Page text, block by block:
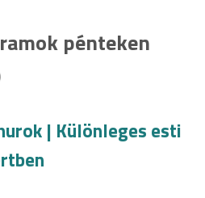
pénteken
| Különleges esti